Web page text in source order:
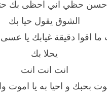
حسن حظي اني احظى بك
الشوق يقول حيا بك
دقيقة غيابك يا عسى
يحلا بك
انت انت انت
بحبك و احيا به يا اموت